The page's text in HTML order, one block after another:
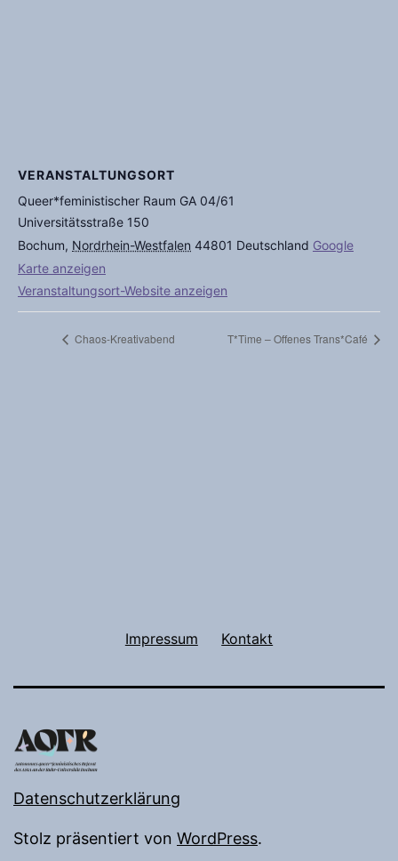
VERANSTALTUNGSORT
Queer*feministischer Raum GA 04/61
Universitätsstraße 150
Bochum, Nordrhein-Westfalen 44801 Deutschland Google
Karte anzeigen
Veranstaltungsort-Website anzeigen
Chaos-Kreativabend T*Time – Offenes Trans*Café
Impressum Kontakt
Datenschutzerklärung
Stolz präsentiert von WordPress.